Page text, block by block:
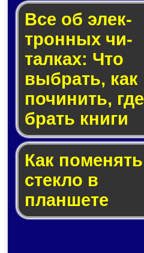
Все об элек­
трон­ных чи­
тал­ках: Что
выб­рать, как
по­чи­нить, где
брать кни­ги
Как по­ме­нять
стек­ло в
планшете